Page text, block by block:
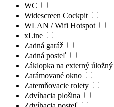
WC
Widescreen Cockpit
WLAN / Wifi Hotspot
xLine
Zadná garáž
Zadná posteľ
Záklopka na externý
Zarámované okno
Zatemňovacie rolety
Zdvíhacia plošina